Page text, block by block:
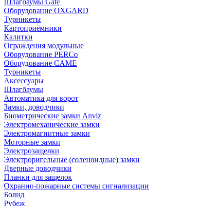
Шлагбаумы Gate
Оборудование OXGARD
Турникеты
Картоприёмники
Калитки
Ограждения модульные
Оборудование PERCo
Оборудование CAME
Турникеты
Аксессуары
Шлагбаумы
Автоматика для ворот
Замки, доводчики
Биометрические замки Anviz
Электромеханические замки
Электромагнитные замки
Моторные замки
Электрозащелки
Электроригельные (cоленоидные) замки
Дверные доводчики
Планки для защелок
Охранно-пожарные системы сигнализации
Болид
Рубеж